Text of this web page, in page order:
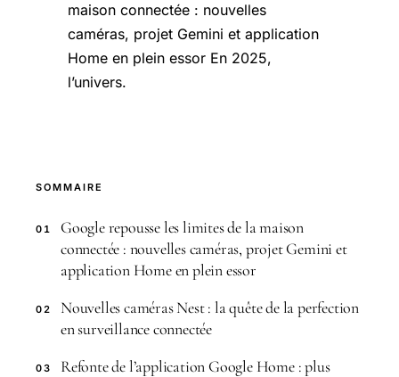
maison connectée : nouvelles
caméras, projet Gemini et application
Home en plein essor En 2025,
l’univers.
SOMMAIRE
01
Google repousse les limites de la maison
connectée : nouvelles caméras, projet Gemini et
application Home en plein essor
02
Nouvelles caméras Nest : la quête de la perfection
en surveillance connectée
03
Refonte de l’application Google Home : plus